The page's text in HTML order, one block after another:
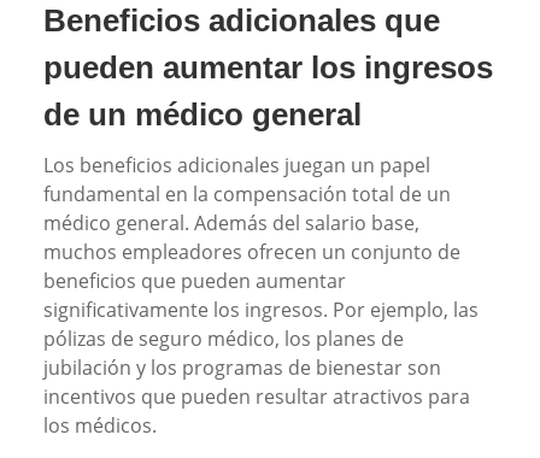
Beneficios adicionales que
pueden aumentar los ingresos
de un médico general
Los beneficios adicionales juegan un papel
fundamental en la compensación total de un
médico general. Además del salario base,
muchos empleadores ofrecen un conjunto de
beneficios que pueden aumentar
significativamente los ingresos. Por ejemplo, las
pólizas de seguro médico, los planes de
jubilación y los programas de bienestar son
incentivos que pueden resultar atractivos para
los médicos.